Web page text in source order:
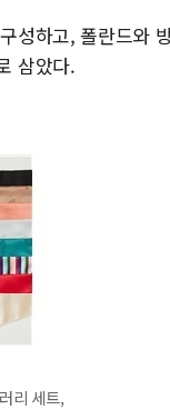
성하고, 폴란드와
삼았다.
리 세트,